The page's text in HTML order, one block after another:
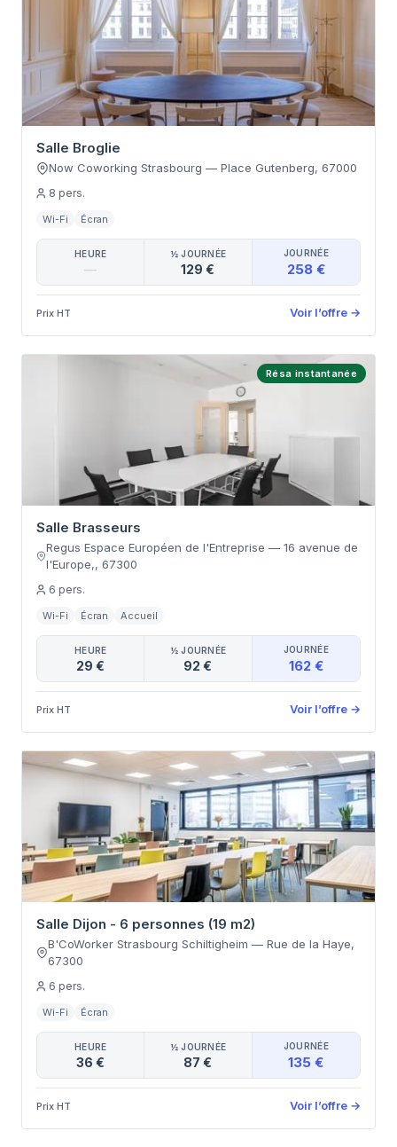
Salle Broglie
Now Coworking Strasbourg — Place Gutenberg, 67000
8 pers.
Wi-Fi Écran
HEURE
—
½ JOURNÉE
129 €
JOURNÉE
258 €
Prix HT Voir l’offre →
Résa instantanée
Salle Brasseurs
Regus Espace Européen de l'Entreprise — 16 avenue de
l'Europe,, 67300
6 pers.
Wi-Fi Écran Accueil
HEURE
29 €
½ JOURNÉE
92 €
JOURNÉE
162 €
Prix HT Voir l’offre →
Salle Dijon - 6 personnes (19 m2)
B'CoWorker Strasbourg Schiltigheim — Rue de la Haye,
67300
6 pers.
Wi-Fi Écran
HEURE
36 €
½ JOURNÉE
87 €
JOURNÉE
135 €
Prix HT Voir l’offre →